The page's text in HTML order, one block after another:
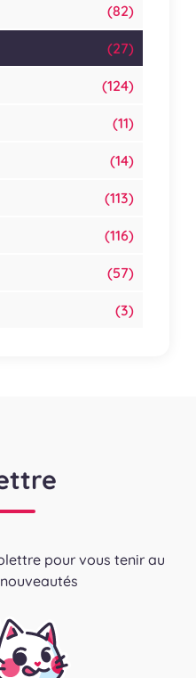
(82)
(27)
(124)
(11)
(14)
(113)
(116)
(57)
(3)
pour vous tenir au